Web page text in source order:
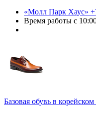
«Молл Парк Хаус»
Время работы с
Базовая обувь в